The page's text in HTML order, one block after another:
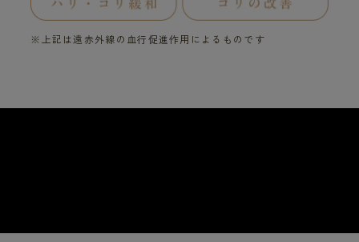
※上記は遠赤外線の血行促進作用によるものです